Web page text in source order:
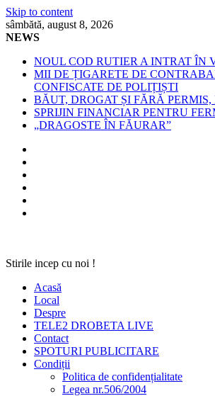
Skip to content
sâmbătă, august 8, 2026
NEWS
NOUL COD RUTIER A INTRAT ÎN
MII DE ȚIGARETE DE
CONFISCATE DE POLIȚIȘTI
BĂUT, DROGAT ȘI FĂRĂ
SPRIJIN FINANCIAR PENTRU
„DRAGOSTE ÎN FĂURAR”
Stirile incep cu noi !
Acasă
Local
Despre
TELE2 DROBETA LIVE
Contact
SPOTURI PUBLICITARE
Condiții
Politica de confidențialitate
Legea nr.506/2004